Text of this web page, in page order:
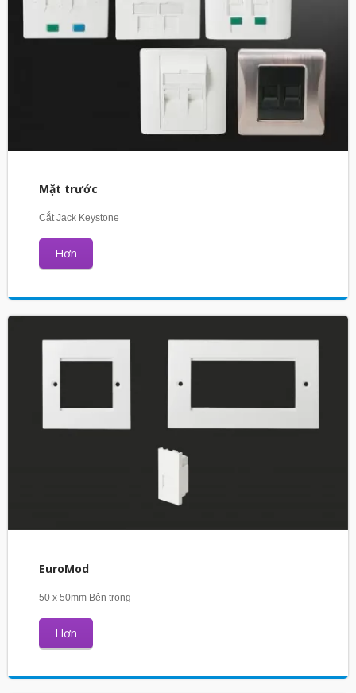
Mặt trước
Cắt Jack Keystone
Hơn
EuroMod
50 x 50mm Bên trong
Hơn